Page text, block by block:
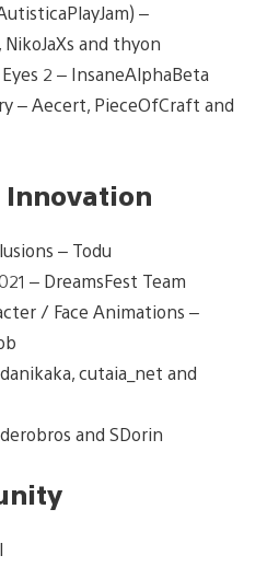
–
and thyon
2 – InsaneAlphaBeta
– Aecert, PieceOfCraft and
Innovation
– Todu
– DreamsFest Team
/ Face Animations –
cutaia_net and
and SDorin